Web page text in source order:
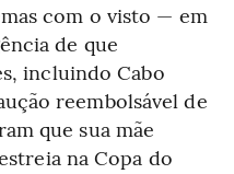
com o visto — em
de que
incluindo Cabo
reembolsável de
que sua mãe
na Copa do